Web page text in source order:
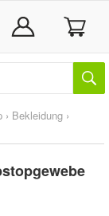
› Bekleidung ›